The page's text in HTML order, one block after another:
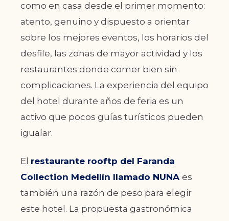
como en casa desde el primer momento:
atento, genuino y dispuesto a orientar
sobre los mejores eventos, los horarios del
desfile, las zonas de mayor actividad y los
restaurantes donde comer bien sin
complicaciones. La experiencia del equipo
del hotel durante años de feria es un
activo que pocos guías turísticos pueden
igualar.
El restaurante rooftp del Faranda
Collection Medellín llamado NUNA es
también una razón de peso para elegir
este hotel. La propuesta gastronómica